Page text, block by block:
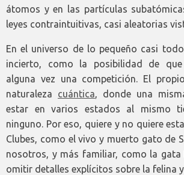
átomos y en las partículas
leyes contraintuitivas, casi aleatorias
En el universo de lo pequeño casi
incierto, como la posibilidad de
alguna vez una competición. El
naturaleza cuántica, donde una
estar en varios estados al mismo
ninguno. Por eso, quiere y no quiere
Clubes, como el vivo y muerto gato de
nosotros, y más familiar, como la gata
omitir detalles explícitos sobre la felina